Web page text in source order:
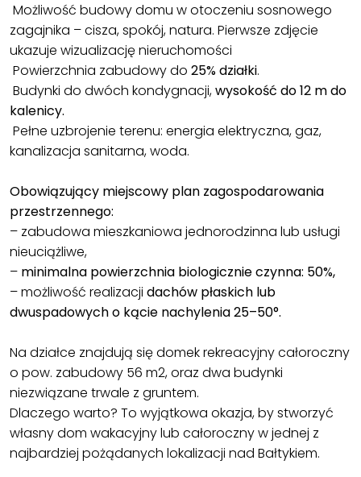
Możliwość budowy domu w otoczeniu sosnowego
zagajnika – cisza, spokój, natura. Pierwsze zdjęcie
ukazuje wizualizację nieruchomości
Powierzchnia zabudowy do 25% działki.
Budynki do dwóch kondygnacji,wysokość do 12 m do
kalenicy.
Pełne uzbrojenie terenu: energia elektryczna, gaz,
kanalizacja sanitarna, woda.
Obowiązujący miejscowy plan zagospodarowania
przestrzennego:
– zabudowa mieszkaniowa jednorodzinna lub usługi
nieuciążliwe,
– minimalna powierzchnia biologicznie czynna: 50%,
– możliwość realizacji dachów płaskich lub
dwuspadowych o kącie nachylenia 25–50°.
Na działce znajdują się domek rekreacyjny całoroczny
o pow. zabudowy 56 m2, oraz dwa budynki
niezwiązane trwale z gruntem.
Dlaczego warto? To wyjątkowa okazja, by stworzyć
własny dom wakacyjny lub całoroczny w jednej z
najbardziej pożądanych lokalizacji nad Bałtykiem.